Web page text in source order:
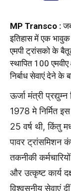
MP Transco :
इतिहास में एक
एमपी ट्रांसको के
स्थापित 100 एमवीए
निर्बाध सेवाएं देने के
ऊर्जा मंत्री
1978 मे निर्मित
25 वर्ष थी, किंतु
पावर ट्रांसमिशन
तकनीकी
और उत्कृष्ट कार्य
विश्वसनीय सेवाएं